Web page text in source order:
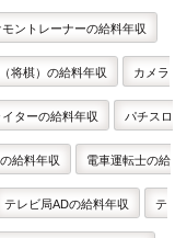
ントレーナーの給料年収
将棋）の給料年収 カメラ
ターの給料年収 パチスロ
給料年収 電車運転士の給
テレビ局ADの給料年収 テ